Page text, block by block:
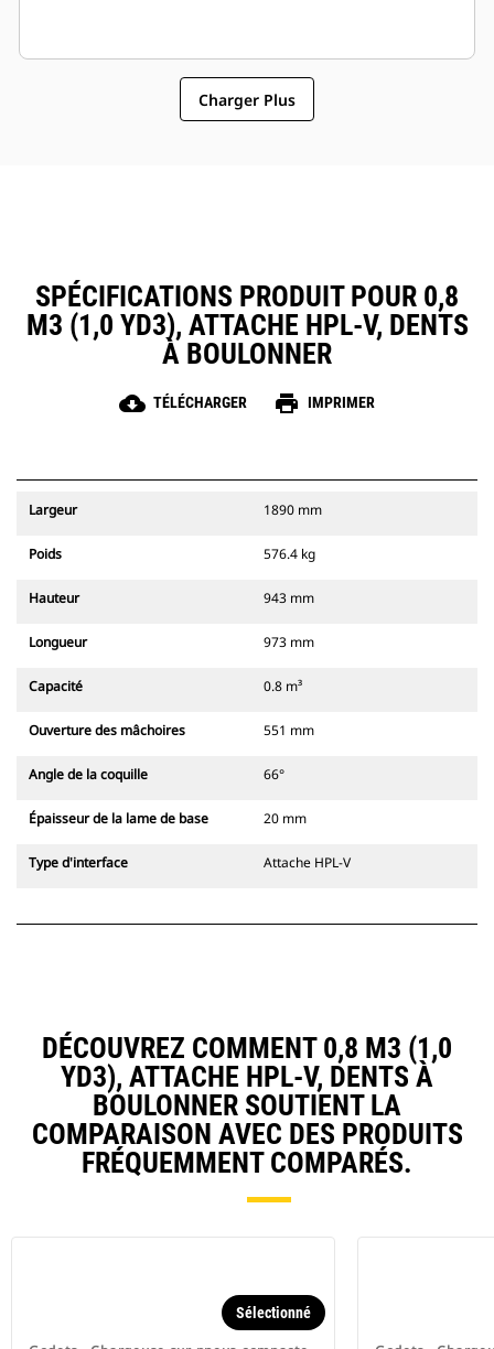
Charger Plus
SPÉCIFICATIONS PRODUIT POUR 0,8
M3 (1,0 YD3), ATTACHE HPL-V, DENTS
À BOULONNER
cloud_download TÉLÉCHARGER print IMPRIMER
Largeur 1890 mm
Poids 576.4 kg
Hauteur 943 mm
Longueur 973 mm
Capacité 0.8 m³
Ouverture des mâchoires 551 mm
Angle de la coquille 66°
Épaisseur de la lame de base 20 mm
Type d'interface Attache HPL-V
DÉCOUVREZ COMMENT 0,8 M3 (1,0
YD3), ATTACHE HPL-V, DENTS À
BOULONNER SOUTIENT LA
COMPARAISON AVEC DES PRODUITS
FRÉQUEMMENT COMPARÉS.
Sélectionné